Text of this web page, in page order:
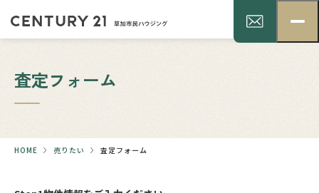
査定フォーム
HOME 売りたい 査定フォーム